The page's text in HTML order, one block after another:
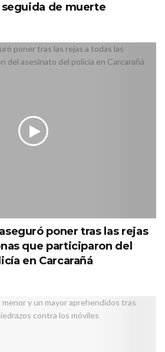
de muerte
poner tras las rejas
que participaron del
en Carcarañá